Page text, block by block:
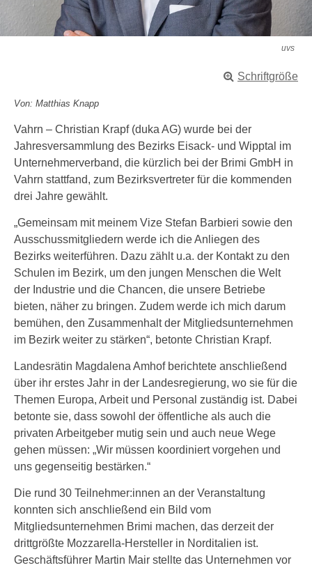
uvs
Schriftgröße
Von: Matthias Knapp
Vahrn – Christian Krapf (duka AG) wurde bei der
Jahresversammlung des Bezirks Eisack- und Wipptal im
Unternehmerverband, die kürzlich bei der Brimi GmbH in
Vahrn stattfand, zum Bezirksvertreter für die kommenden
drei Jahre gewählt.
„Gemeinsam mit meinem Vize Stefan Barbieri sowie den
Ausschussmitgliedern werde ich die Anliegen des
Bezirks weiterführen. Dazu zählt u.a. der Kontakt zu den
Schulen im Bezirk, um den jungen Menschen die Welt
der Industrie und die Chancen, die unsere Betriebe
bieten, näher zu bringen. Zudem werde ich mich darum
bemühen, den Zusammenhalt der Mitgliedsunternehmen
im Bezirk weiter zu stärken“, betonte Christian Krapf.
Landesrätin Magdalena Amhof berichtete anschließend
über ihr erstes Jahr in der Landesregierung, wo sie für die
Themen Europa, Arbeit und Personal zuständig ist. Dabei
betonte sie, dass sowohl der öffentliche als auch die
privaten Arbeitgeber mutig sein und auch neue Wege
gehen müssen: „Wir müssen koordiniert vorgehen und
uns gegenseitig bestärken.“
Die rund 30 Teilnehmer:innen an der Veranstaltung
konnten sich anschließend ein Bild vom
Mitgliedsunternehmen Brimi machen, das derzeit der
drittgrößte Mozzarella-Hersteller in Norditalien ist.
Geschäftsführer Martin Mair stellte das Unternehmen vor